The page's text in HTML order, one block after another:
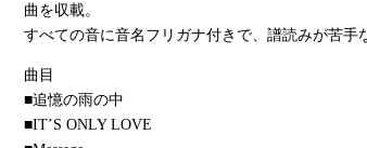
曲を収載。
すべての音に音名フリガナ付きで、譜読みが苦手
曲目
■追憶の雨の中
■IT’S ONLY LOVE